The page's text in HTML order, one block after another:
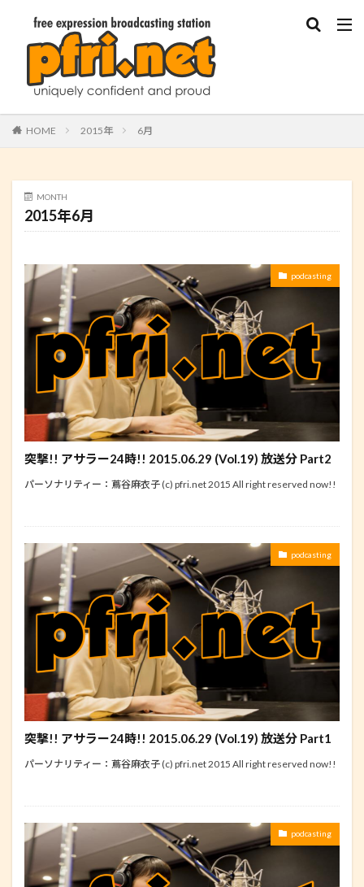
HOME 2015年 6月
MONTH
2015年6月
podcasting
突撃!! アサラー24時!! 2015.06.29 (Vol.19) 放送分 Part2
パーソナリティー：蔦谷麻衣子 (c) pfri.net 2015 All right reserved now!!
podcasting
突撃!! アサラー24時!! 2015.06.29 (Vol.19) 放送分 Part1
パーソナリティー：蔦谷麻衣子 (c) pfri.net 2015 All right reserved now!!
podcasting